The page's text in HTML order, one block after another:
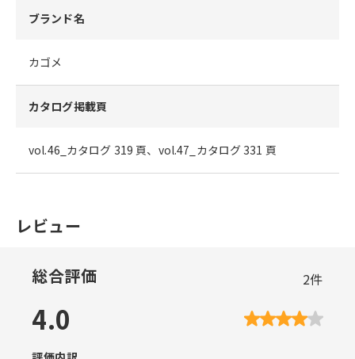
ブランド名
カゴメ
カタログ掲載頁
vol.46_カタログ 319 頁、vol.47_カタログ 331 頁
レビュー
総合評価 2件
4.0